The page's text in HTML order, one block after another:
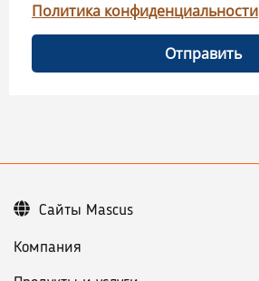
Политика конфиденциальности
Отправить
Компания
Сайты Mascus